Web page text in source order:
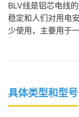
BLV线是铝芯电线
稳定和人们对用电
少使用，主要用于
具体类型和型号